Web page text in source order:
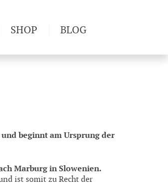
beginnt am Ursprung der
Marburg in Slowenien.
ist somit zu Recht der
SHOP BLOG